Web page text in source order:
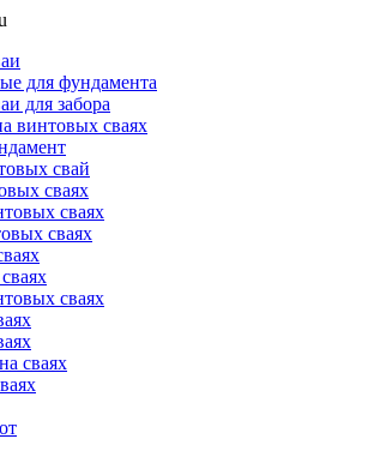
для фундамента
для забора
винтовых сваях
свай
сваях
сваях
сваях
сваях
сваях